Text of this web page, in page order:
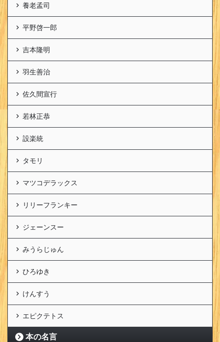
養老孟司
平野啓一郎
吉本隆明
羽生善治
佐久間宣行
若林正恭
設楽統
タモリ
マツコデラックス
リリーフランキー
ジェーンスー
みうらじゅん
ひろゆき
けんすう
エピクテトス
本の名言